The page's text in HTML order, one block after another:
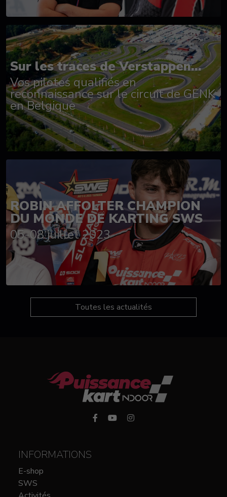
Sur les traces de Verstappen...
Vos pilotes qualifiés en
reconnaissance sur le circuit de GENK
en Belgique
ROBIN AFFOLTER CHAMPION
DU MONDE DE KARTING SWS
05-08 juillet 2023
Toutes les actualités
INFORMATIONS
E-shop
SWS